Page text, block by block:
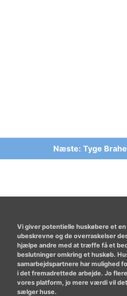
Næste: Tyge
Vi giver potentielle huskøbere et
ubeskrevne og de overraskelser
hjælpe andre med at træffe få et
beslutninger omkring et huskøb.
samarbejdspartnere har mulighed
i det fremadrettede arbejde. Jo
vores platform, jo mere værdi vil
sælger huse.